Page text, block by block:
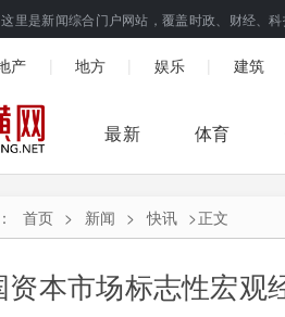
里是新闻综合门户网站，覆盖时政、财经、科
产 地方 娱乐 建筑
最新 体育
首页 > 新闻 > 快讯 >正文
资本市场标志性宏观